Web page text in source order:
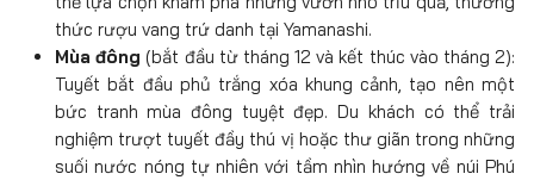
thức rượu vang trứ danh tại Yamanashi.
Mùa đông (bắt đầu từ tháng 12 và kết thúc vào tháng 2):
Tuyết bắt đầu phủ trắng xóa khung cảnh, tạo nên một
bức tranh mùa đông tuyệt đẹp. Du khách có thể trải
nghiệm trượt tuyết đầy thú vị hoặc thư giãn trong những
suối nước nóng tự nhiên với tầm nhìn hướng về núi Phú